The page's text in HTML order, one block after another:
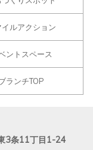
イルアクション
ントスペース
ランチTOP
3条11丁目1-24